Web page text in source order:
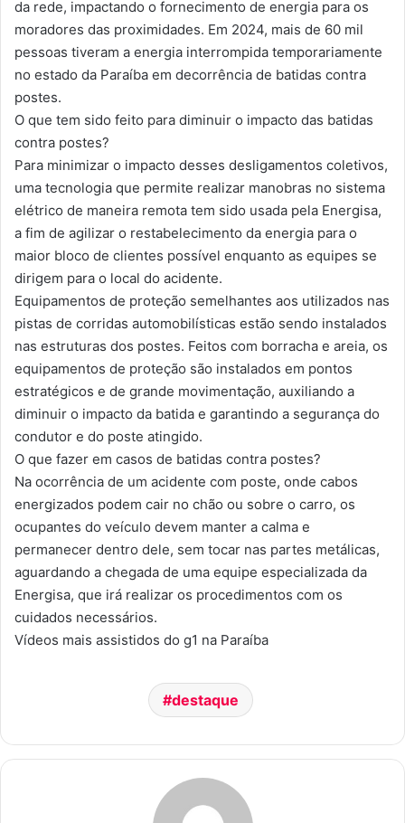
da rede, impactando o fornecimento de energia para os
moradores das proximidades. Em 2024, mais de 60 mil
pessoas tiveram a energia interrompida temporariamente
no estado da Paraíba em decorrência de batidas contra
postes.
O que tem sido feito para diminuir o impacto das batidas
contra postes?
Para minimizar o impacto desses desligamentos coletivos,
uma tecnologia que permite realizar manobras no sistema
elétrico de maneira remota tem sido usada pela Energisa,
a fim de agilizar o restabelecimento da energia para o
maior bloco de clientes possível enquanto as equipes se
dirigem para o local do acidente.
Equipamentos de proteção semelhantes aos utilizados nas
pistas de corridas automobilísticas estão sendo instalados
nas estruturas dos postes. Feitos com borracha e areia, os
equipamentos de proteção são instalados em pontos
estratégicos e de grande movimentação, auxiliando a
diminuir o impacto da batida e garantindo a segurança do
condutor e do poste atingido.
O que fazer em casos de batidas contra postes?
Na ocorrência de um acidente com poste, onde cabos
energizados podem cair no chão ou sobre o carro, os
ocupantes do veículo devem manter a calma e
permanecer dentro dele, sem tocar nas partes metálicas,
aguardando a chegada de uma equipe especializada da
Energisa, que irá realizar os procedimentos com os
cuidados necessários.
Vídeos mais assistidos do g1 na Paraíba
destaque